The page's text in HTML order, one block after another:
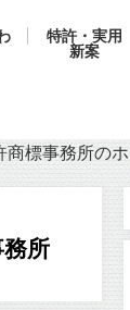
特許・実用
新案
商標事務所の
所